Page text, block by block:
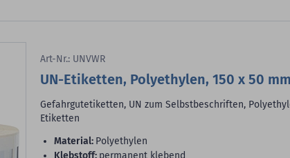
Art-Nr.: UNVWR
UN-Etiketten, Polyethylen, 150 x 50 mm
Gefahrgutetiketten, UN zum Selbstbeschriften,
Etiketten
Material: Polyethylen
Klebstoff: permanent klebend